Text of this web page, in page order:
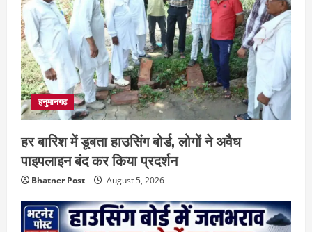
हनुमानगढ़
हर बारिश में डूबता हाउसिंग बोर्ड, लोगों ने अवैध
पाइपलाइन बंद कर किया प्रदर्शन
Bhatner Post August 5, 2026